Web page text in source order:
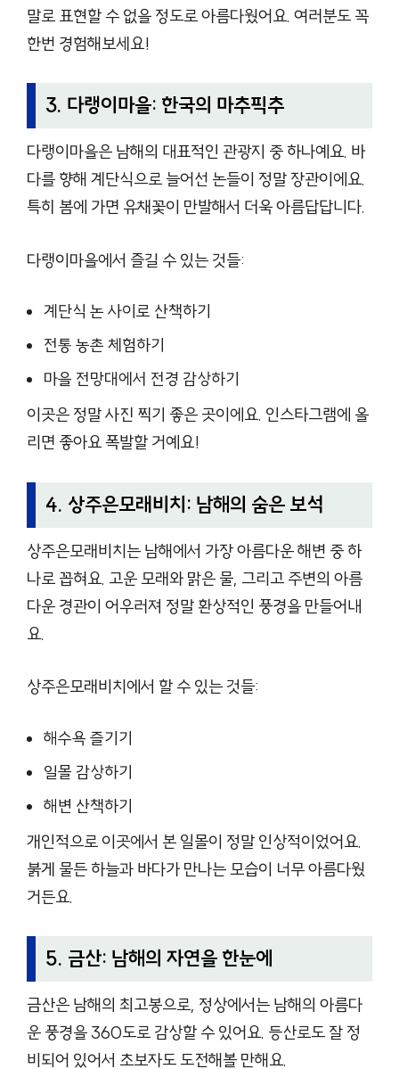
말로 표현할 수 없을 정도로 아름다웠어요. 여러분도 꼭
한번 경험해보세요!
3. 다랭이마을: 한국의 마추픽추
다랭이마을은 남해의 대표적인 관광지 중 하나예요. 바
다를 향해 계단식으로 늘어선 논들이 정말 장관이에요.
특히 봄에 가면 유채꽃이 만발해서 더욱 아름답답니다.
다랭이마을에서 즐길 수 있는 것들:
계단식 논 사이로 산책하기
전통 농촌 체험하기
마을 전망대에서 전경 감상하기
이곳은 정말 사진 찍기 좋은 곳이에요. 인스타그램에 올
리면 좋아요 폭발할 거예요!
4. 상주은모래비치: 남해의 숨은 보석
상주은모래비치는 남해에서 가장 아름다운 해변 중 하
나로 꼽혀요. 고운 모래와 맑은 물, 그리고 주변의 아름
다운 경관이 어우러져 정말 환상적인 풍경을 만들어내
요.
상주은모래비치에서 할 수 있는 것들:
해수욕 즐기기
일몰 감상하기
해변 산책하기
개인적으로 이곳에서 본 일몰이 정말 인상적이었어요.
붉게 물든 하늘과 바다가 만나는 모습이 너무 아름다웠
거든요.
5. 금산: 남해의 자연을 한눈에
금산은 남해의 최고봉으로, 정상에서는 남해의 아름다
운 풍경을 360도로 감상할 수 있어요. 등산로도 잘 정
비되어 있어서 초보자도 도전해볼 만해요.